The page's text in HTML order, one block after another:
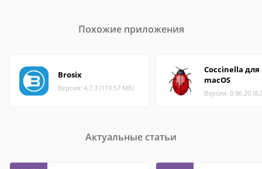
Похожие приложения
Brosix
Версия: 4.7.3 (119.57 МБ)
Coccinella для
macOS
Версия: 0.96.20
Актуальные статьи